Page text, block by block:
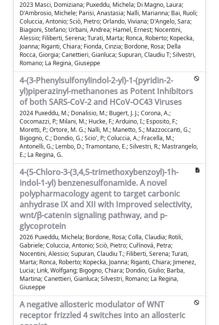
2023 Masci, Domiziana; Puxeddu, Michela; Di Magno, Laura;
D'Ambrosio, Michele; Parisi, Anastasia; Nalli, Marianna; Bai, Ruoli;
Coluccia, Antonio; Sciò, Pietro; Orlando, Viviana; D'Angelo, Sara;
Biagioni, Stefano; Urbani, Andrea; Hamel, Ernest; Nocentini,
Alessio; Filiberti, Serena; Turati, Marta; Ronca, Roberto; Kopecka,
Joanna; Riganti, Chiara; Fionda, Cinzia; Bordone, Rosa; Della
Rocca, Giorgia; Canettieri, Gianluca; Supuran, Claudiu T; Silvestri,
Romano; La Regina, Giuseppe
4-(3-Phenylsulfonylindol-2-yl)-1-(pyridin-2-
yl)piperazinyl-methanones as Potent Inhibitors
of both SARS-CoV-2 and HCoV-OC43 Viruses
2024 Puxeddu, M.; Donalisio, M.; Bugert, J. J.; Corona, A.;
Cocomazzi, P.; Milani, M.; Hucke, F.; Arduino, I.; Esposito, F.;
Moretti, P.; Ortore, M. G.; Nalli, M.; Manetto, S.; Mazzoccanti, G.;
Bigogno, C.; Dondio, G.; Scio', P.; Coluccia, A.; Fracella, M.;
Antonelli, G.; Lembo, D.; Tramontano, E.; Silvestri, R.; Mastrangelo,
E.; La Regina, G.
4-(5-Chloro-3-(3,4,5-trimethoxybenzoyl)-1h-
indol-1-yl) benzenesulfonamide. A novel
polypharmacology agent to target carbonic
anhydrase IX and XII with Improved selectivity,
wnt/β-catenin signaling pathway, and p-
glycoprotein
2026 Puxeddu, Michela; Bordone, Rosa; Colla, Claudia; Rotili,
Gabriele; Coluccia, Antonio; Sciò, Pietro; Cuřínová, Petra;
Nocentini, Alessio; Supuran, Claudiu T.; Filiberti, Serena; Turati,
Marta; Ronca, Roberto; Kopecka, Joanna; Riganti, Chiara; Jimenez,
Lucia; Link, Wolfgang; Bigogno, Chiara; Dondio, Giulio; Barba,
Martina; Canettieri, Gianluca; Silvestri, Romano; La Regina,
Giuseppe
A negative allosteric modulator of WNT
receptor frizzled 4 switches into an allosteric